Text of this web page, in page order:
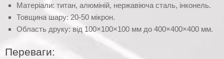
Матеріали: титан, алюміній, нержавіюча сталь, інконель.
Товщина шару: 20-50 мікрон.
Область друку: від 100×100×100 мм до 400×400×400 мм.
Переваги: